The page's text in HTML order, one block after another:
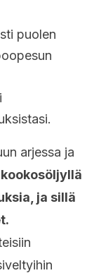
puolen
arjessa ja
ja sillä